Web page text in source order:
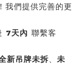
我們提供完善的更
7天內 聯繫客
新吊牌未拆、 未